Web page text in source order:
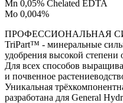
Mn 0,05% Chelated EDTA
Mo 0,004%
ПРОФЕССИОНАЛЬНАЯ
TriPart™ - минеральные
удобрения высокой степени
Для всех способов
и почвенное
Уникальная
разработана для General